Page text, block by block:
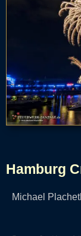
Hamburg
Michael